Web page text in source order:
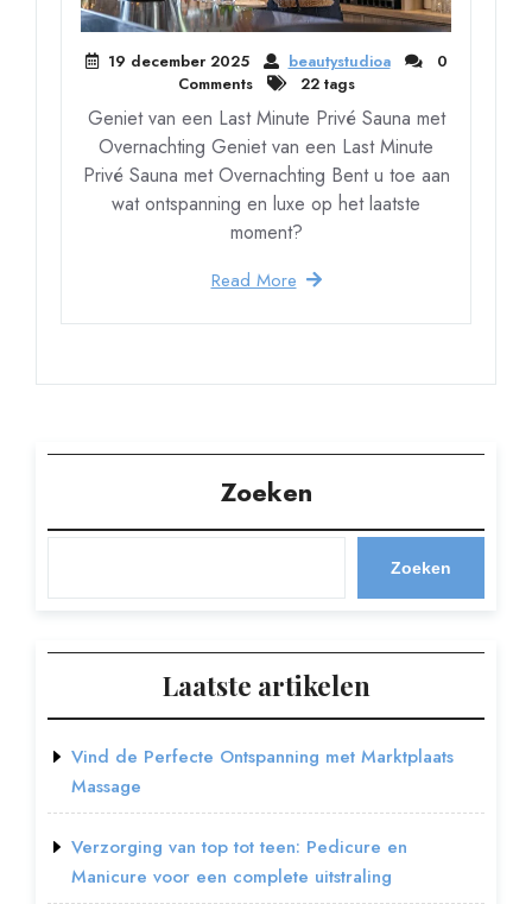
19 december 2025 beautystudioa
0
Comments
22 tags
Geniet van een Last Minute Privé Sauna met
Overnachting Geniet van een Last Minute
Privé Sauna met Overnachting Bent u toe aan
wat ontspanning en luxe op het laatste
moment?
Read More
Zoeken
Zoeken
Laatste artikelen
Vind de Perfecte Ontspanning met Marktplaats
Massage
Verzorging van top tot teen: Pedicure en
Manicure voor een complete uitstraling